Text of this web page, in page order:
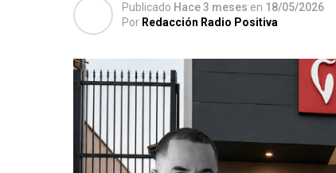
Publicado Hace 3 meses en 18/05/2026
Por Redacción Radio Positiva